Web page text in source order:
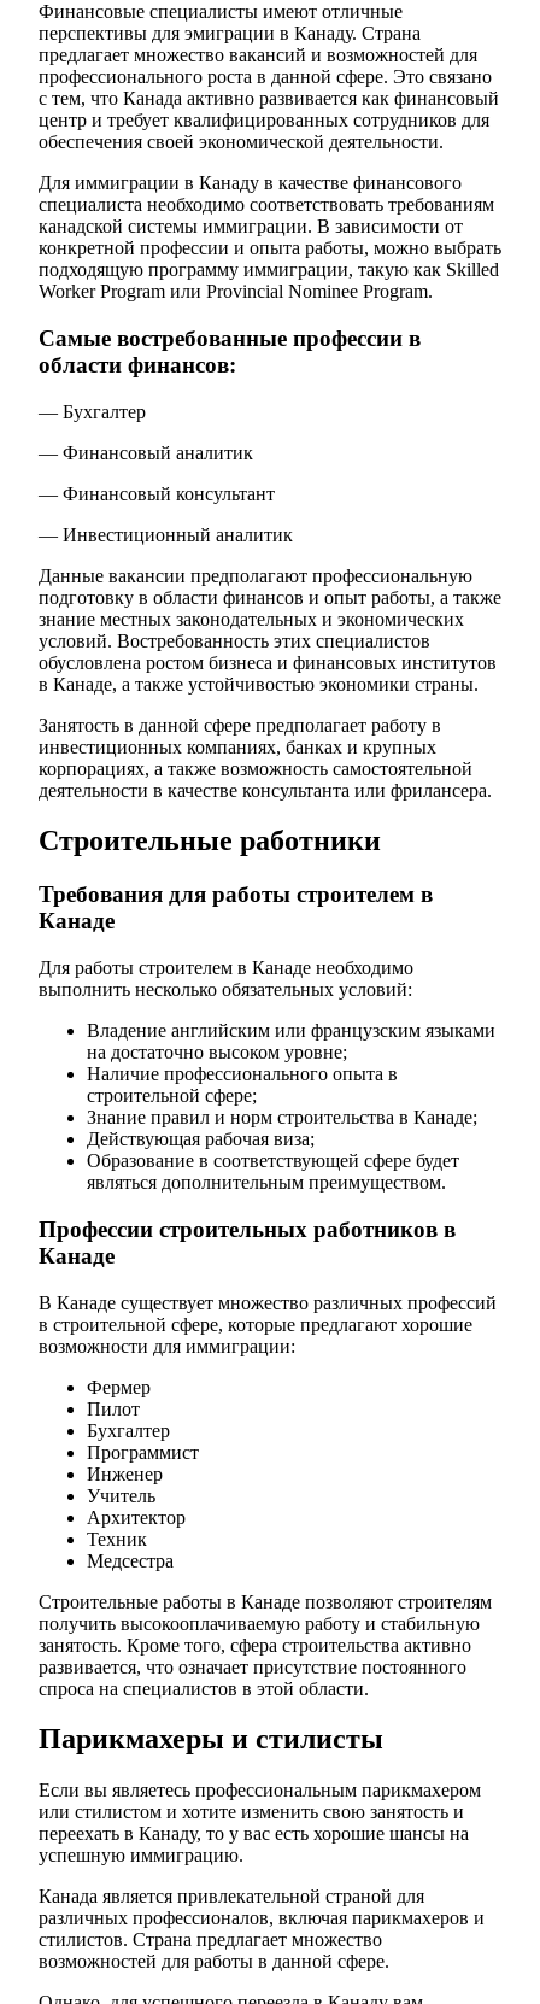
Финансовые специалисты имеют отличные
перспективы для эмиграции в Канаду. Страна
предлагает множество вакансий и возможностей для
профессионального роста в данной сфере. Это связано
с тем, что Канада активно развивается как финансовый
центр и требует квалифицированных сотрудников для
обеспечения своей экономической деятельности.
Для иммиграции в Канаду в качестве финансового
специалиста необходимо соответствовать требованиям
канадской системы иммиграции. В зависимости от
конкретной профессии и опыта работы, можно выбрать
подходящую программу иммиграции, такую как Skilled
Worker Program или Provincial Nominee Program.
Самые востребованные профессии в
области финансов:
— Бухгалтер
— Финансовый аналитик
— Финансовый консультант
— Инвестиционный аналитик
Данные вакансии предполагают профессиональную
подготовку в области финансов и опыт работы, а также
знание местных законодательных и экономических
условий. Востребованность этих специалистов
обусловлена ростом бизнеса и финансовых институтов
в Канаде, а также устойчивостью экономики страны.
Занятость в данной сфере предполагает работу в
инвестиционных компаниях, банках и крупных
корпорациях, а также возможность самостоятельной
деятельности в качестве консультанта или фрилансера.
Строительные работники
Требования для работы строителем в
Канаде
Для работы строителем в Канаде необходимо
выполнить несколько обязательных условий:
Владение английским или французским языками
на достаточно высоком уровне;
Наличие профессионального опыта в
строительной сфере;
Знание правил и норм строительства в Канаде;
Действующая рабочая виза;
Образование в соответствующей сфере будет
являться дополнительным преимуществом.
Профессии строительных работников в
Канаде
В Канаде существует множество различных профессий
в строительной сфере, которые предлагают хорошие
возможности для иммиграции:
Фермер
Пилот
Бухгалтер
Программист
Инженер
Учитель
Архитектор
Техник
Медсестра
Строительные работы в Канаде позволяют строителям
получить высокооплачиваемую работу и стабильную
занятость. Кроме того, сфера строительства активно
развивается, что означает присутствие постоянного
спроса на специалистов в этой области.
Парикмахеры и стилисты
Если вы являетесь профессиональным парикмахером
или стилистом и хотите изменить свою занятость и
переехать в Канаду, то у вас есть хорошие шансы на
успешную иммиграцию.
Канада является привлекательной страной для
различных профессионалов, включая парикмахеров и
стилистов. Страна предлагает множество
возможностей для работы в данной сфере.